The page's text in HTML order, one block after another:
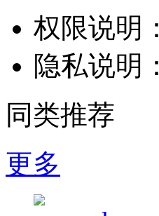
权限说明：
隐私说明：
同类推荐
更多